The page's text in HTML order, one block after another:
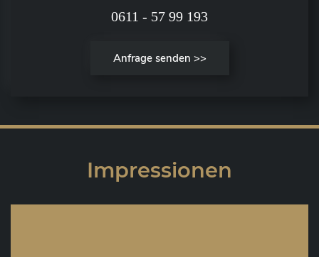
0611 - 57 99 193
Anfrage senden >>
Impressionen